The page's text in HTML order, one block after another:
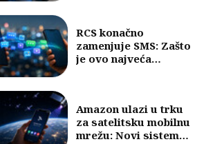
RCS konačno
zamenjuje SMS: Zašto
je ovo najveća
Amazon ulazi u trku
za satelitsku mobilnu
mrežu: Novi sistem